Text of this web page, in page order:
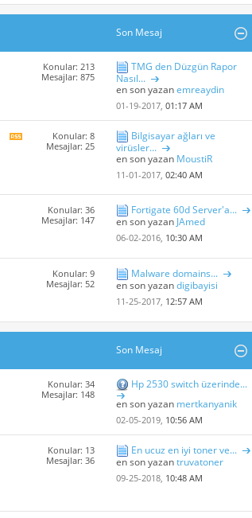
Son Mesaj
Konular: 213
Mesajlar: 875
TMG den Düzgün Rapor
Nasıl...
en son yazanemreaydin
01-19-2017, 01:17 AM
Forum'un
Konular: 8
Mesajlar: 25
Bilgisayar ağları ve
virüsler...
en son yazan MoustiR
11-01-2017, 02:40 AM
Konular: 36
Mesajlar: 147
Fortigate 60d Server'a...
en son yazan JAmed
06-02-2016, 10:30 AM
Konular: 9
Mesajlar: 52
Malware domains...
en son yazandigibayisi
11-25-2017, 12:57 AM
Son Mesaj
Konular: 34
Mesajlar: 148
Hp 2530 switch üzerinde...
en son yazan mertkanyanik
02-05-2019, 10:56 AM
Konular: 13
Mesajlar: 36
En ucuz en iyi toner ve...
en son yazantruvatoner
09-25-2018, 10:48 AM